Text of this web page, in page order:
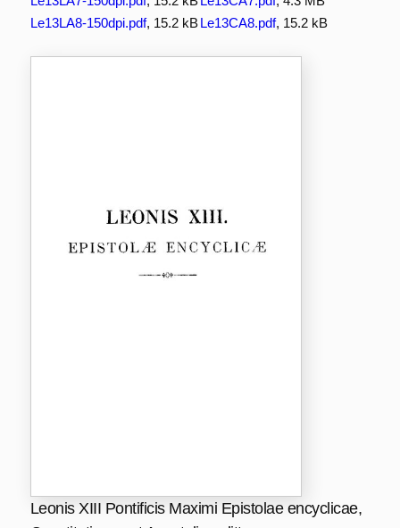
Le13LA8-150dpi.pdf, 15.2 kB Le13CA8.pdf, 15.2 kB
Leonis XIII Pontificis Maximi Epistolae encyclicae,